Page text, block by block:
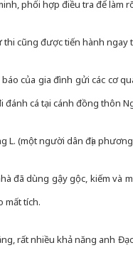
phối hợp điều tra để làm
thi cũng được tiến hành
của gia đình gửi các cơ
đánh cá tại cánh đồng thôn
L. (một người dân địa
đã dùng gậy gộc, kiếm và
mất tích.
rất nhiều khả năng anh